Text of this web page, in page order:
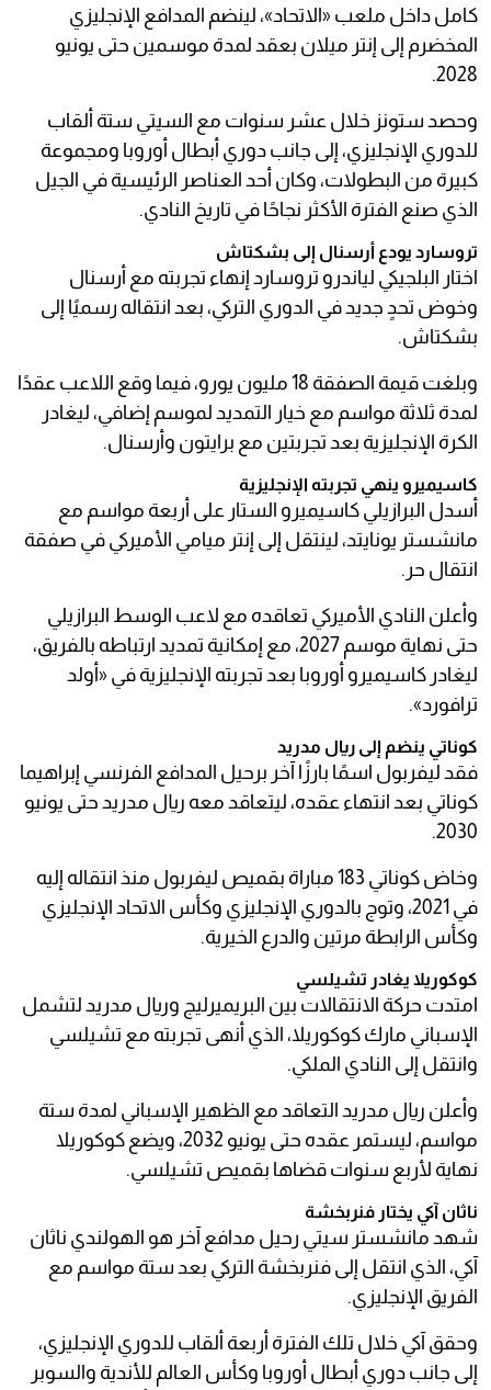
كامل داخل ملعب «الاتحاد»، لينضم المدافع الإنجليزي
المخضرم إلى إنتر ميلان بعقد لمدة موسمين حتى يونيو
2028.
وحصد ستونز خلال عشر سنوات مع السيتي ستة ألقاب
للدوري الإنجليزي، إلى جانب دوري أبطال أوروبا ومجموعة
كبيرة من البطولات، وكان أحد العناصر الرئيسية في الجيل
الذي صنع الفترة الأكثر نجاحًا في تاريخ النادي.
تروسارد يودع أرسنال إلى بشكتاش
اختار البلجيكي لياندرو تروسارد إنهاء تجربته مع أرسنال
وخوض تحدٍ جديد في الدوري التركي، بعد انتقاله رسميًا إلى
بشكتاش.
وبلغت قيمة الصفقة 18 مليون يورو، فيما وقع اللاعب عقدًا
لمدة ثلاثة مواسم مع خيار التمديد لموسم إضافي، ليغادر
الكرة الإنجليزية بعد تجربتين مع برايتون وأرسنال.
كاسيميرو ينهي تجربته الإنجليزية
أسدل البرازيلي كاسيميرو الستار على أربعة مواسم مع
مانشستر يونايتد، لينتقل إلى إنتر ميامي الأميركي في صفقة
انتقال حر.
وأعلن النادي الأميركي تعاقده مع لاعب الوسط البرازيلي
حتى نهاية موسم 2027، مع إمكانية تمديد ارتباطه بالفريق،
ليغادر كاسيميرو أوروبا بعد تجربته الإنجليزية في «أولد
ترافورد».
كوناتي ينضم إلى ريال مدريد
فقد ليفربول اسمًا بارزًا آخر برحيل المدافع الفرنسي إبراهيما
كوناتي بعد انتهاء عقده، ليتعاقد معه ريال مدريد حتى يونيو
2030.
وخاض كوناتي 183 مباراة بقميص ليفربول منذ انتقاله إليه
في 2021، وتوج بالدوري الإنجليزي وكأس الاتحاد الإنجليزي
وكأس الرابطة مرتين والدرع الخيرية.
كوكوريلا يغادر تشيلسي
امتدت حركة الانتقالات بين البريميرليج وريال مدريد لتشمل
الإسباني مارك كوكوريلا، الذي أنهى تجربته مع تشيلسي
وانتقل إلى النادي الملكي.
وأعلن ريال مدريد التعاقد مع الظهير الإسباني لمدة ستة
مواسم، ليستمر عقده حتى يونيو 2032، ويضع كوكوريلا
نهاية لأربع سنوات قضاها بقميص تشيلسي.
ناثان آكي يختار فنربخشة
شهد مانشستر سيتي رحيل مدافع آخر هو الهولندي ناثان
آكي، الذي انتقل إلى فنربخشة التركي بعد ستة مواسم مع
الفريق الإنجليزي.
وحقق آكي خلال تلك الفترة أربعة ألقاب للدوري الإنجليزي،
إلى جانب دوري أبطال أوروبا وكأس العالم للأندية والسوبر